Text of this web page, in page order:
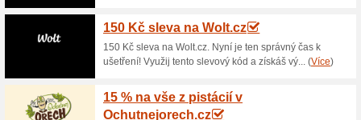
Aktuální slevy a
Doprava zdarma